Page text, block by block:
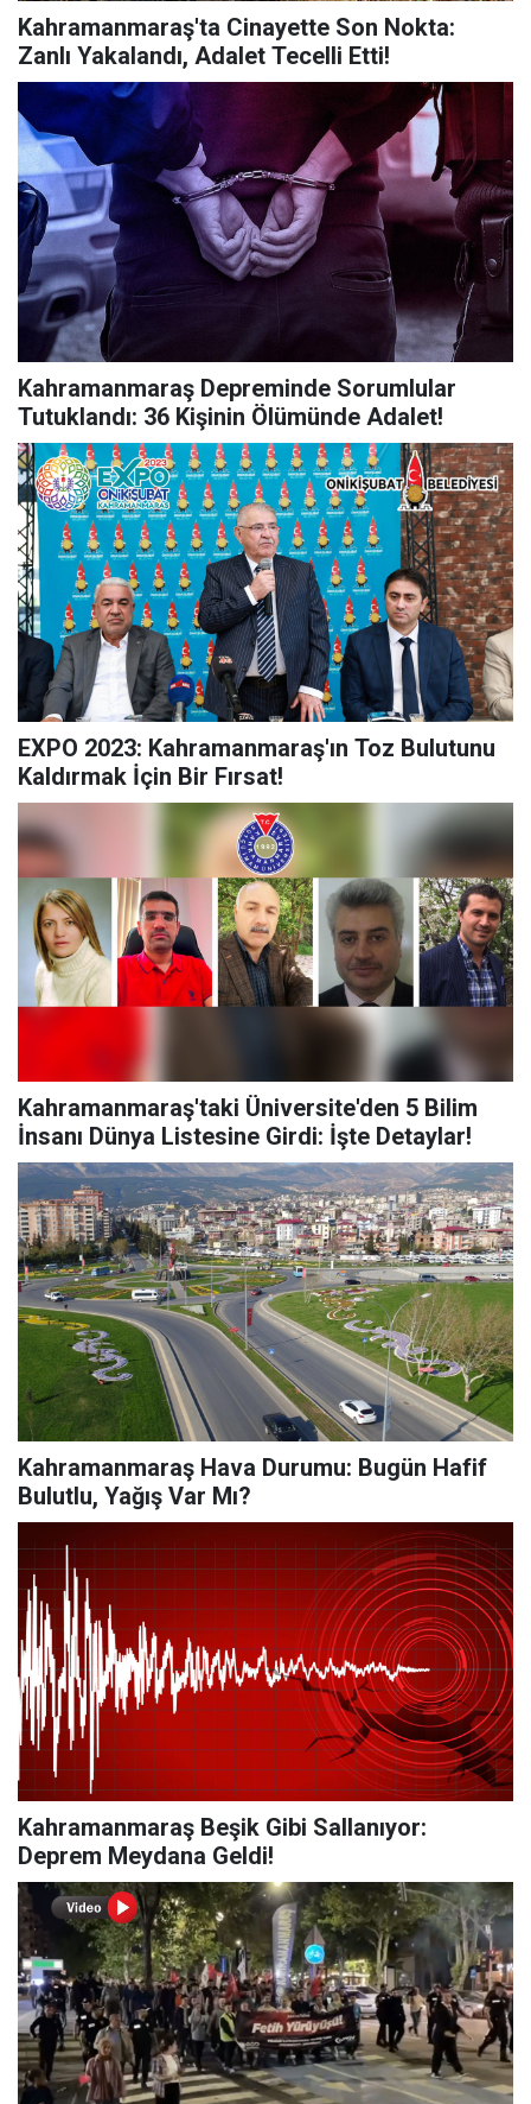
Kahramanmaraş'ta Cinayette Son Nokta:
Zanlı Yakalandı, Adalet Tecelli Etti!
Kahramanmaraş Depreminde Sorumlular
Tutuklandı: 36 Kişinin Ölümünde Adalet!
EXPO 2023: Kahramanmaraş'ın Toz Bulutunu
Kaldırmak İçin Bir Fırsat!
Kahramanmaraş'taki Üniversite'den 5 Bilim
İnsanı Dünya Listesine Girdi: İşte Detaylar!
Kahramanmaraş Hava Durumu: Bugün Hafif
Bulutlu, Yağış Var Mı?
Kahramanmaraş Beşik Gibi Sallanıyor:
Deprem Meydana Geldi!